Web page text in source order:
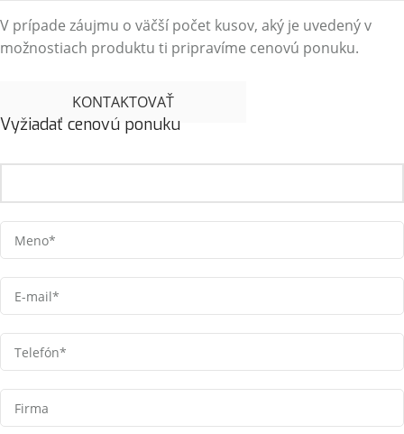
V prípade záujmu o väčší počet kusov, aký je uvedený v
možnostiach produktu ti pripravíme cenovú ponuku.
KONTAKTOVAŤ
Vyžiadať cenovú ponuku